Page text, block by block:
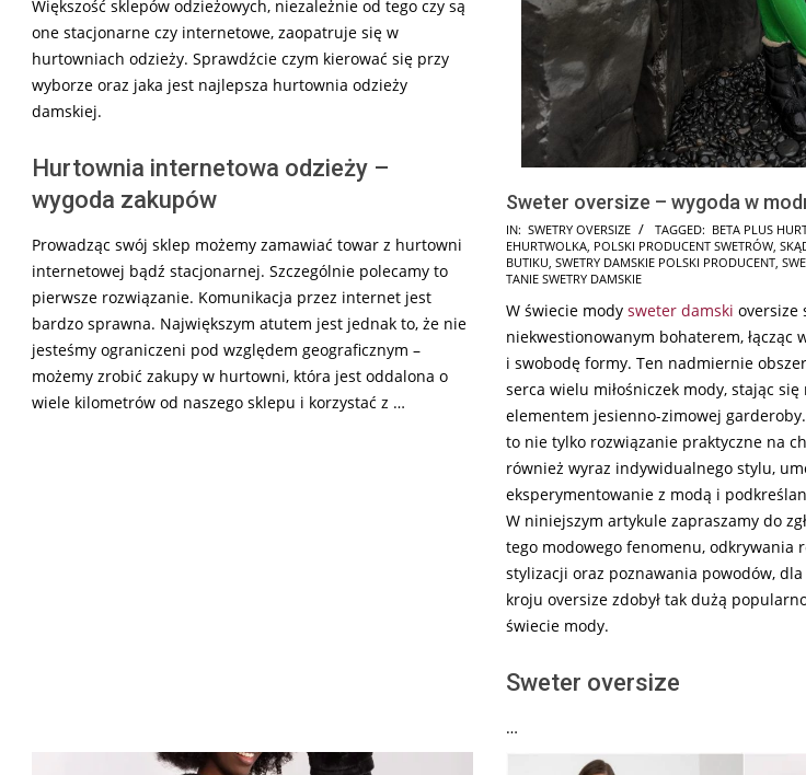
11
Większość sklepów odzieżowych, niezależnie od tego czy są
one stacjonarne czy internetowe, zaopatruje się w
hurtowniach odzieży. Sprawdźcie czym kierować się przy
wyborze oraz jaka jest najlepsza hurtownia odzieży
damskiej.
Hurtownia internetowa odzieży –
wygoda zakupów
Prowadząc swój sklep możemy zamawiać towar z hurtowni
internetowej bądź stacjonarnej. Szczególnie polecamy to
pierwsze rozwiązanie. Komunikacja przez internet jest
bardzo sprawna. Największym atutem jest jednak to, że nie
jesteśmy ograniczeni pod względem geograficznym –
możemy zrobić zakupy w hurtowni, która jest oddalona o
wiele kilometrów od naszego sklepu i korzystać z …
Sweter oversize – wygoda w
2025-
02-
03
IN: SWETRY OVERSIZE TAGGED: BETA PLUS
EHURTWOLKA, POLSKI PRODUCENT SWETRÓW,
BUTIKU, SWETRY DAMSKIE POLSKI PRODUCENT,
TANIE SWETRY DAMSKIE
W świecie mody sweter damski oversize
niekwestionowanym bohaterem, łącząc
i swobodę formy. Ten nadmiernie
serca wielu miłośniczek mody, stając się
elementem jesienno-zimowej garderoby.
to nie tylko rozwiązanie praktyczne na
również wyraz indywidualnego stylu,
eksperymentowanie z modą i
W niniejszym artykule zapraszamy do
tego modowego fenomenu, odkrywania
stylizacji oraz poznawania powodów,
kroju oversize zdobył tak dużą
świecie mody.
Sweter oversize
…